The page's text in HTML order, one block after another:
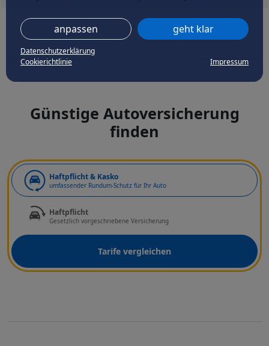
anpassen geht klar
Datenschutzerklärung
Cookierichtlinie
Impressum
Günstige Autoversicherung
finden
Haftpflicht & Kasko
umfassender Rundum-Schutz für Ihr Auto
Haftpflicht
Gesetzlich vorgeschriebene Versicherung
Tarife vergleichen